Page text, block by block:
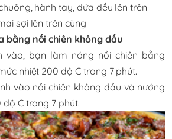
hành tay, dứa đều lên trên
sợi lên trên cùng
bằng nồi chiên không dầu
vào, bạn làm nóng nồi chiên bằng
nhiệt 200 độ C trong 7 phút.
vào nồi chiên không dầu và nướng
C trong 7 phút.